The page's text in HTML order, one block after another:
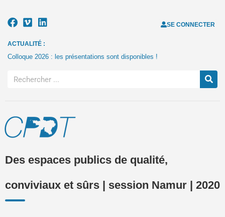
SE CONNECTER
ACTUALITÉ :
Colloque 2026 : les présentations sont disponibles !
Des espaces publics de qualité,
conviviaux et sûrs | session Namur | 2020